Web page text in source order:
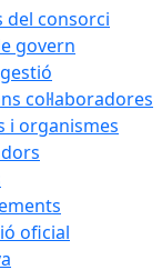
del consorci
govern
col·laboradores
i organismes
oficial